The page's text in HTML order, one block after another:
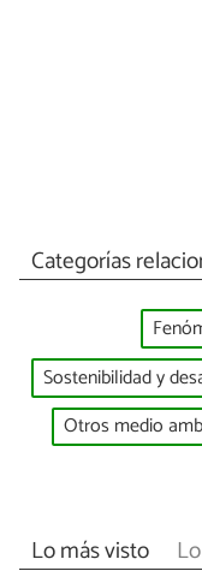
Categorías
Sostenibilidad y
Otros medio
Lo más visto